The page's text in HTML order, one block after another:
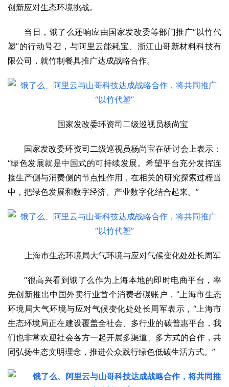
创新应对生态环境挑战。
当日，饿了么还响应由国家发改委等部门推广“以竹代
塑”的行动号召，与阿里云能耗宝、浙江山哥新材料科技有
限公司，就竹制餐具推广达成战略合作。
国家发改委环资司二级巡视员杨尚宝
国家发改委环资司二级巡视员杨尚宝在研讨会上表示：
“绿色发展就是中国式的可持续发展。希望平台充分发挥连
接生产侧与消费侧的节点性作用，在相关的研究探索过程当
中，把绿色发展和数字经济、产业数字化结合起来。”
上海市生态环境局大气环境与应对气候变化处处长周军
“很高兴看到饿了么作为上海本地的即时电商平台，率
先创新推出中国外卖行业首个消费者碳账户，”上海市生态
环境局大气环境与应对气候变化处处长周军表示，“上海市
生态环境局正在建设覆盖全社会、多行业的碳普惠平台，我
们也非常欢迎社会各方一起开展多渠道、多方式的合作，共
同弘扬生态文明理念，推进公众践行绿色低碳生活方式。”